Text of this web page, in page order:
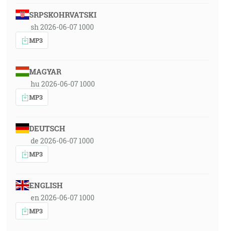
SRPSKOHRVATSKI
sh 2026-06-07 1000
MP3
MAGYAR
hu 2026-06-07 1000
MP3
DEUTSCH
de 2026-06-07 1000
MP3
ENGLISH
en 2026-06-07 1000
MP3